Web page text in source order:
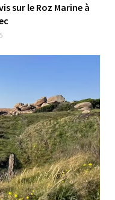
sur le Roz Marine à